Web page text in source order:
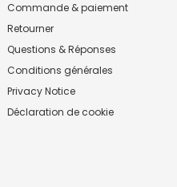
Commande & paiement
Retourner
Questions & Réponses
Conditions générales
Privacy Notice
Déclaration de cookie